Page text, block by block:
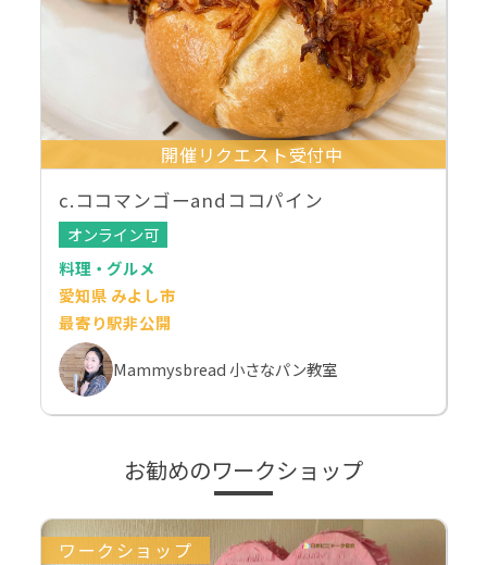
開催リクエスト受付中
c.ココマンゴーandココパイン
オンライン可
料理・グルメ
愛知県 みよし市
最寄り駅非公開
Mammysbread 小さなパン教室
お勧めのワークショップ
ワークショップ